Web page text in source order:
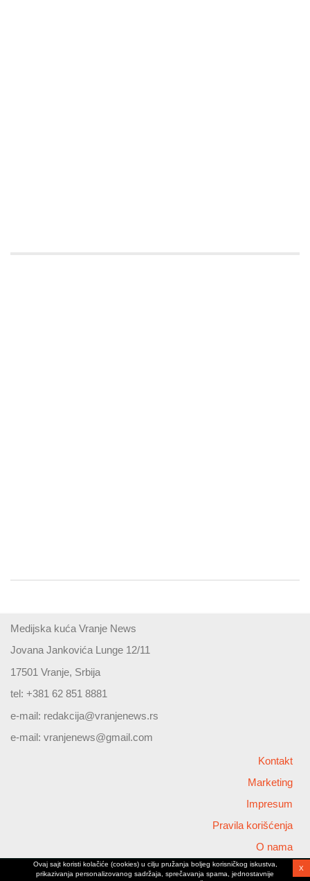
Medijska kuća Vranje News
Jovana Jankovića Lunge 12/11
17501 Vranje, Srbija
tel: +381 62 851 8881
e-mail: redakcija@vranjenews.rs
e-mail: vranjenews@gmail.com
Kontakt
Marketing
Impresum
Pravila korišćenja
O nama
Copyright © 2026 Vranjenews
Ovaj sajt koristi kolačiće (cookies) u cilju pružanja boljeg korisničkog iskustva,
prikazivanja personalizovanog sadržaja, sprečavanja spama, jednostavnije
X